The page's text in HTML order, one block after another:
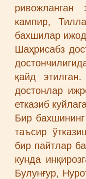
кампир,
бахшилар
Шаҳрисабз
қайд
достонлар
етказиб
Бир
таъсир
бир пайтлар
кунда
Булунғур,